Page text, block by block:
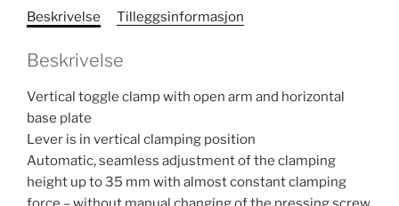
antall
Beskrivelse Tilleggsinformasjon
Beskrivelse
Vertical toggle clamp with open arm and horizontal
base plate
Lever is in vertical clamping position
Automatic, seamless adjustment of the clamping
height up to 35 mm with almost constant clamping